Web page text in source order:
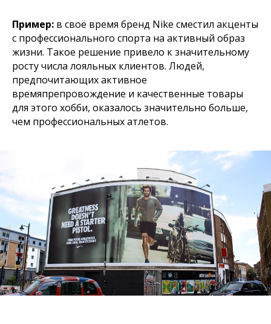
Пример: в своё время бренд Nike сместил акценты
с профессионального спорта на активный образ
жизни. Такое решение привело к значительному
росту числа лояльных клиентов. Людей,
предпочитающих активное
времяпрепровождение и качественные товары
для этого хобби, оказалось значительно больше,
чем профессиональных атлетов.